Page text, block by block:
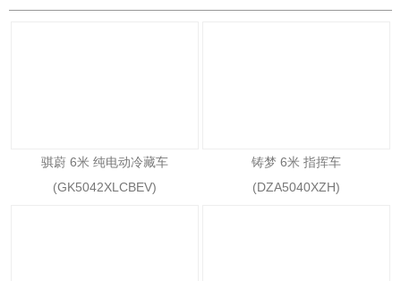
骐蔚 6米 纯电动冷藏车
(GK5042XLCBEV)
铸梦 6米 指挥车
(DZA5040XZH)